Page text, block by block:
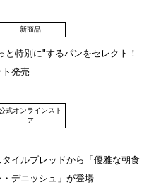
新商品
特別に"するパンをセレクト！
ト発売
式オンラインスト
ア
イルブレッドから「優雅な朝食
デニッシュ」が登場